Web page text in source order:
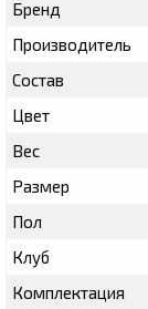
Бренд
Производитель
Состав
Цвет
Вес
Размер
Пол
Клуб
Комплектация